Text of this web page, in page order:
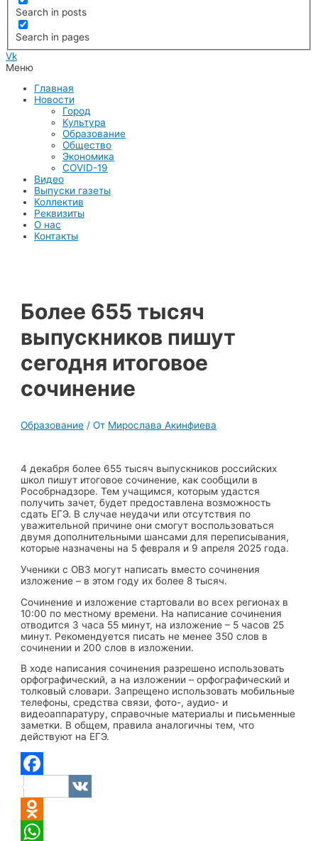
Search in posts
Search in pages
Vk
Меню
Главная
Новости
Город
Культура
Образование
Общество
Экономика
COVID-19
Видео
Выпуски газеты
Коллектив
Реквизиты
О нас
Контакты
Более 655 тысяч
выпускников пишут
сегодня итоговое
сочинение
Образование / От Мирослава Акинфиева
4 декабря более 655 тысяч выпускников российских
школ пишут итоговое сочинение, как сообщили в
Рособрнадзоре. Тем учащимся, которым удастся
получить зачет, будет предоставлена возможность
сдать ЕГЭ. В случае неудачи или отсутствия по
уважительной причине они смогут воспользоваться
двумя дополнительными шансами для переписывания,
которые назначены на 5 февраля и 9 апреля 2025 года.
Ученики с ОВЗ могут написать вместо сочинения
изложение – в этом году их более 8 тысяч.
Сочинение и изложение стартовали во всех регионах в
10:00 по местному времени. На написание сочинения
отводится 3 часа 55 минут, на изложение – 5 часов 25
минут. Рекомендуется писать не менее 350 слов в
сочинении и 200 слов в изложении.
В ходе написания сочинения разрешено использовать
орфографический, а на изложении – орфографический и
толковый словари. Запрещено использовать мобильные
телефоны, средства связи, фото-, аудио- и
видеоаппаратуру, справочные материалы и письменные
заметки. В общем, правила аналогичны тем, что
действуют на ЕГЭ.
Facebook
VK
Odnoklassniki